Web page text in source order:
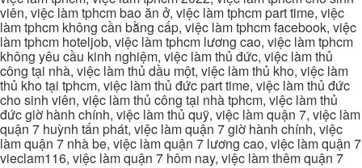
viên, việc làm tphcm bao ăn ở, việc làm tphcm part time, việc
làm tphcm không cần bằng cấp, việc làm tphcm facebook, việc
làm tphcm hoteljob, việc làm tphcm lương cao, việc làm tphcm
không yêu cầu kinh nghiệm, việc làm thủ đức, việc làm thủ
công tại nhà, việc làm thủ dầu một, việc làm thủ kho, việc làm
thủ kho tại tphcm, việc làm thủ đức part time, việc làm thủ đức
cho sinh viên, việc làm thủ công tại nhà tphcm, việc làm thủ
đức giờ hành chính, việc làm thủ quỹ, việc làm quận 7, việc làm
quận 7 huỳnh tấn phát, việc làm quận 7 giờ hành chính, việc
làm quận 7 nhà be, việc làm quận 7 lương cao, việc làm quận 7
vieclam116, việc làm quận 7 hôm nay, việc làm thêm quận 7